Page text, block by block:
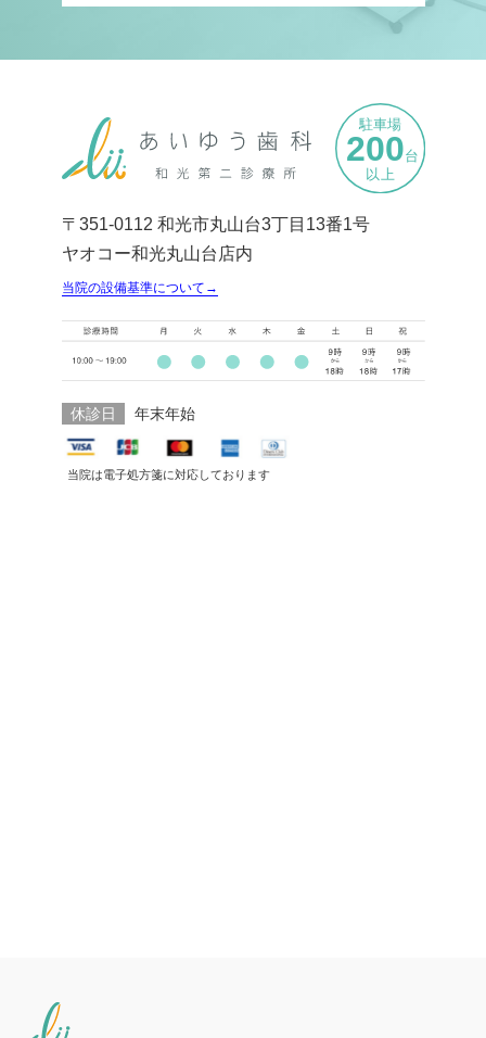
〒351-0112 和光市丸山台3丁目13番1号
ヤオコー和光丸山台店内
当院の設備基準について→
休診日 年末年始
当院は電子処方箋に対応しております